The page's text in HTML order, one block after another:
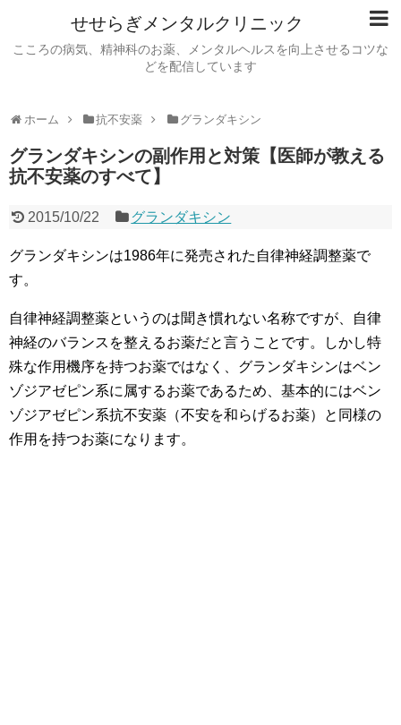
せせらぎメンタルクリニック
こころの病気、精神科のお薬、メンタルヘルスを向上させるコツな
どを配信しています
ホーム 抗不安薬 グランダキシン
グランダキシンの副作用と対策【医師が教える
抗不安薬のすべて】
2015/10/22 グランダキシン
グランダキシンは1986年に発売された自律神経調整薬で
す。
自律神経調整薬というのは聞き慣れない名称ですが、自律
神経のバランスを整えるお薬だと言うことです。しかし特
殊な作用機序を持つお薬ではなく、グランダキシンはベン
ゾジアゼピン系に属するお薬であるため、基本的にはベン
ゾジアゼピン系抗不安薬（不安を和らげるお薬）と同様の
作用を持つお薬になります。